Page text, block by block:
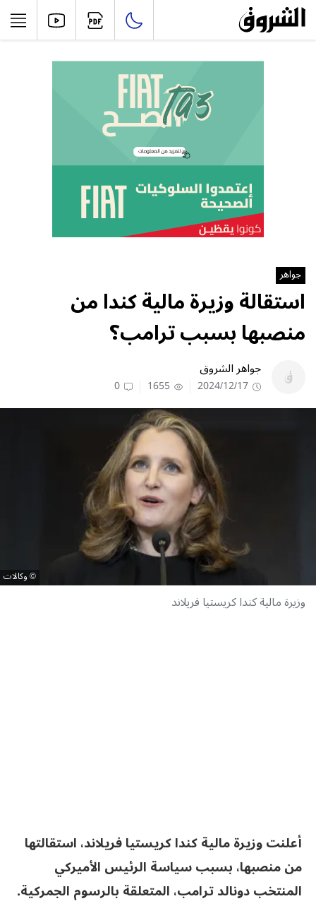
جواهر
استقالة وزيرة مالية كندا من
منصبها بسبب ترامب؟
جواهر الشروق
2024/12/17
1655
0
وكالات
وزيرة مالية كندا كريستيا فريلاند
أعلنت وزيرة مالية كندا كريستيا فريلاند، استقالتها
من منصبها، بسبب سياسة الرئيس الأميركي
المنتخب دونالد ترامب، المتعلقة بالرسوم الجمركية.